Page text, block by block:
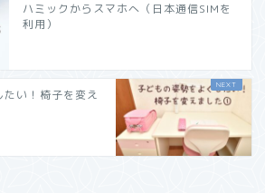
ハミックからスマホへ（日本通信SIMを
利用）
い！椅子を変え